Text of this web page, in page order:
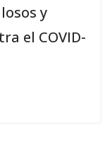
y
el COVID-